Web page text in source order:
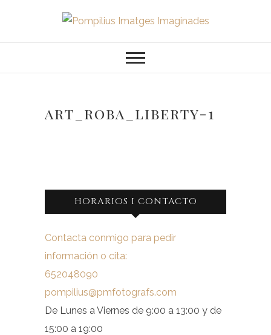
contenido
Pompilius
Imatges
Imaginades
art_roba_liberty-1
HORARIOS I CONTACTO
Contacta conmigo para pedir
información o cita:
652048090
pompilius@pmfotografs.com
De Lunes a Viernes de 9:00 a 13:00 y de
15:00 a 19:00